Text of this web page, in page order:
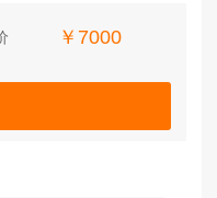
￥7000